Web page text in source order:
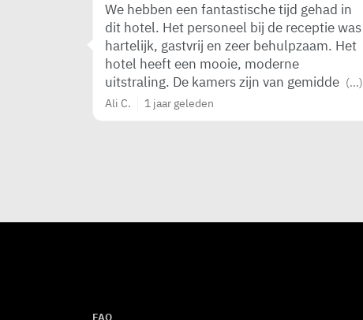
We hebben een fantastische tijd gehad in
dit hotel. Het personeel bij de receptie was
hartelijk, gastvrij en zeer behulpzaam. Het
hotel heeft een mooie, moderne
uitstraling. De kamers zijn van gemidde (...)
Ali C.
1 jaar geleden
FAQ